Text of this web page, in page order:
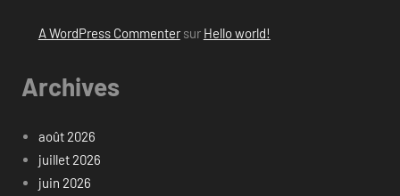
A WordPress Commentersur Hello world!
Archives
août 2026
juillet 2026
juin 2026